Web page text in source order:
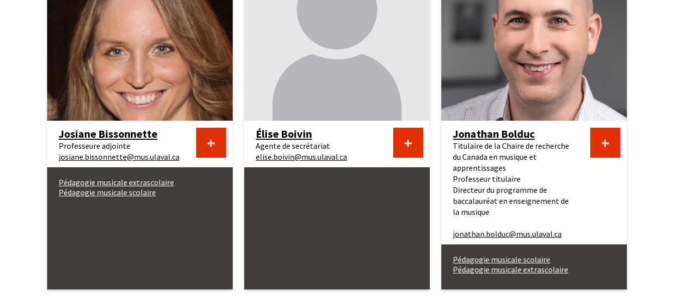
de
Julie
Bellavance
Bernard
Josiane Bissonnette
Professeure adjointe
josiane.bissonnette@mus.ulaval.ca
En
savoir
de
+
Pédagogie musicale extrascolaire
Pédagogie musicale scolaire
Élise Boivin
Agente de secrétariat
elise.boivin@mus.ulaval.ca
En
savoir
de
+ Jonathan Bolduc
Titulaire de la Chaire de recherche
du Canada en musique et
apprentissages
Professeur titulaire
Directeur du programme de
baccalauréat en enseignement de
la musique
jonathan.bolduc@mus.ulaval.ca
En
de
+
Pédagogie musicale scolaire
Pédagogie musicale extrascolaire